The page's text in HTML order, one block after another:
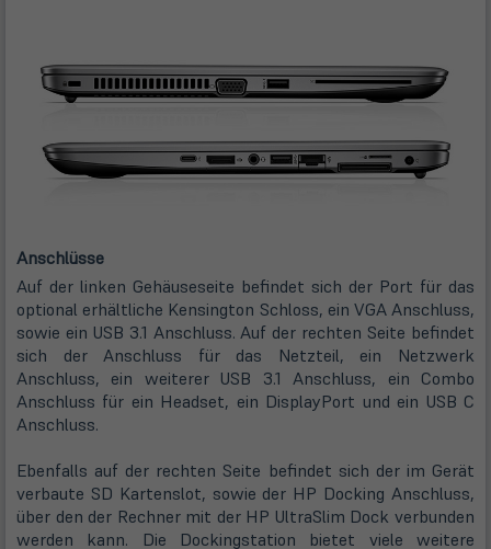
Anschlüsse
Auf der linken Gehäuseseite befindet sich der Port für das
optional erhältliche Kensington Schloss, ein VGA Anschluss,
sowie ein USB 3.1 Anschluss. Auf der rechten Seite befindet
sich der Anschluss für das Netzteil, ein Netzwerk
Anschluss, ein weiterer USB 3.1 Anschluss, ein Combo
Anschluss für ein Headset, ein DisplayPort und ein USB C
Anschluss.
Ebenfalls auf der rechten Seite befindet sich der im Gerät
verbaute SD Kartenslot, sowie der HP Docking Anschluss,
über den der Rechner mit der HP UltraSlim Dock verbunden
werden kann. Die Dockingstation bietet viele weitere